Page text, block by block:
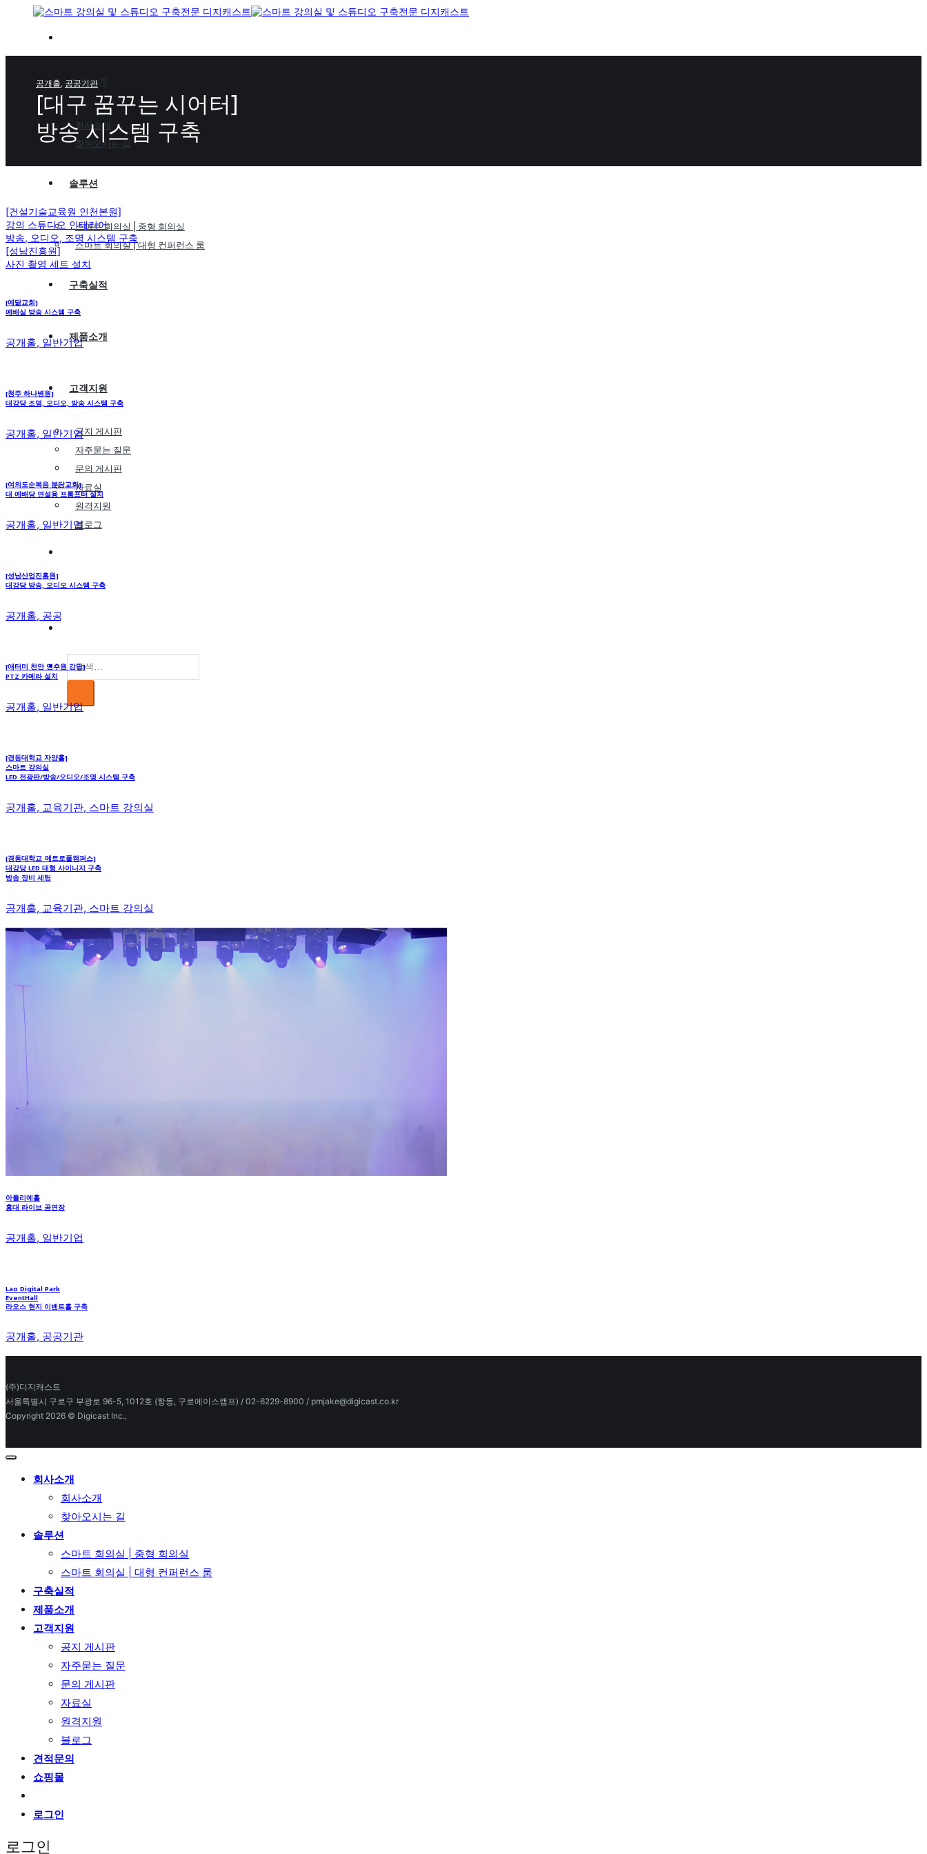
회사소개
회사소개
찾아오시는 길
솔루션
스마트 회의실 | 중형 회의실
스마트 회의실 | 대형 컨퍼런스 룸
구축실적
제품소개
고객지원
공지 게시판
자주묻는 질문
문의 게시판
자료실
원격지원
블로그
쇼핑몰
검
색:
공개홀 공공기관
[대구 꿈꾸는 시어터]
방송 시스템 구축
[건설기술교육원 인천본원]
강의 스튜디오 인테리어
방송, 오디오, 조명 시스템 구축
[성남진흥원]
사진 촬영 세트 설치
[예닮교회]
예배실 방송 시스템 구축
공개홀, 일반기업
[청주 하나병원]
대강당 조명, 오디오, 방송 시스템 구축
공개홀, 일반기업
[여의도순복음 분당교회]
대 예배당 연설용 프롬프터 설치
공개홀, 일반기업
[성남산업진흥원]
대강당 방송, 오디오 시스템 구축
공개홀, 공공기관
[애터미 천안 연수원 강당]
PTZ 카메라 설치
공개홀, 일반기업
[경동대학교 자양홀]
스마트 강의실
LED 전광판/방송/오디오/조명 시스템 구축
공개홀, 교육기관, 스마트 강의실
[경동대학교_메트로폴캠퍼스]
대강당 LED 대형 사이니지 구축
방송 장비 세팅
공개홀, 교육기관, 스마트 강의실
아틀리에홀
홍대 라이브 공연장
공개홀, 일반기업
Lao Digital Park
EventHall
라오스 현지 이벤트홀 구축
공개홀, 공공기관
(주)디지캐스트
서울특별시 구로구 부광로 96-5, 1012호 (항동, 구로에이스캠프) / 02-6229-8900 / pmjake@digicast.co.kr
Copyright 2026 © Digicast Inc.,
회사소개
회사소개
찾아오시는 길
솔루션
스마트 회의실 | 중형 회의실
스마트 회의실 | 대형 컨퍼런스 룸
구축실적
제품소개
고객지원
공지 게시판
자주묻는 질문
문의 게시판
자료실
원격지원
블로그
견적문의
쇼핑몰
로그인
로그인